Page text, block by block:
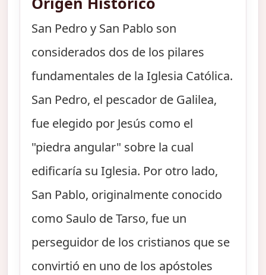
San Pedro y San Pablo son
considerados dos de los pilares
fundamentales de la Iglesia Católica.
San Pedro, el pescador de Galilea,
fue elegido por Jesús como el
"piedra angular" sobre la cual
edificaría su Iglesia. Por otro lado,
San Pablo, originalmente conocido
como Saulo de Tarso, fue un
perseguidor de los cristianos que se
convirtió en uno de los apóstoles